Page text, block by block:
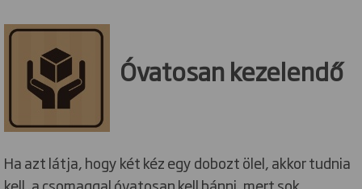
Óvatosan kezelendő
Ha azt látja, hogy két kéz egy dobozt ölel, akkor tudnia
kell, a csomaggal óvatosan kell bánni, mert sok